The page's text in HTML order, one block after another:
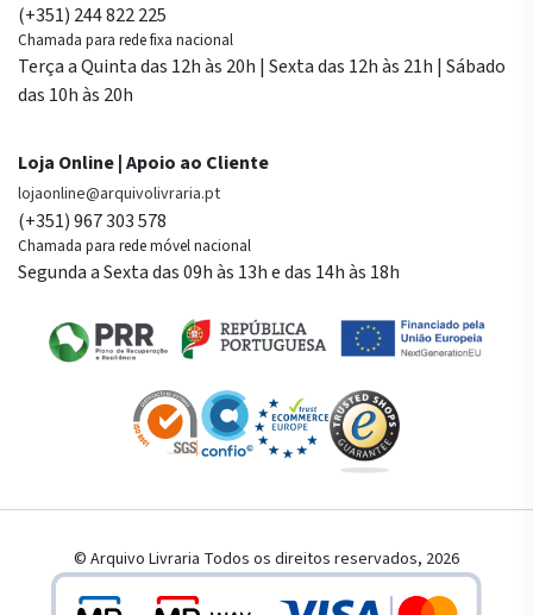
(+351) 244 822 225
Chamada para rede fixa nacional
Terça a Quinta das 12h às 20h | Sexta das 12h às 21h | Sábado
das 10h às 20h
Loja Online | Apoio ao Cliente
lojaonline@arquivolivraria.pt
(+351) 967 303 578
Chamada para rede móvel nacional
Segunda a Sexta das 09h às 13h e das 14h às 18h
© Arquivo Livraria Todos os direitos reservados, 2026